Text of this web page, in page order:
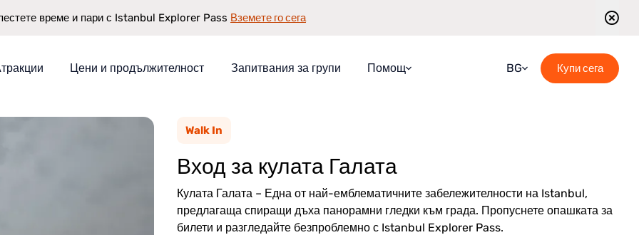
време и пари с Istanbul Explorer Pass Вземете го сега
Цени и продължителност Запитвания за групи Помощ
Блог
Свържете се с нас
График на водените турове
BG
German
Italian
Купи сега
Walk In
Вход за кулата Галата
Кулата Галата – Една от най-емблематичните забележителности на Istanbul,
предлагаща спиращи дъха панорамни гледки към града. Пропуснете опашката за
билети и разгледайте безпроблемно с Istanbul Explorer Pass.